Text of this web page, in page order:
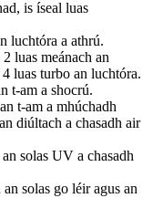
is íseal luas
luchtóra a athrú.
luas meánach an
luas turbo an luchtóra.
t-am a shocrú.
t-am a mhúchadh
diúltach a chasadh air
solas UV a chasadh
solas go léir agus an